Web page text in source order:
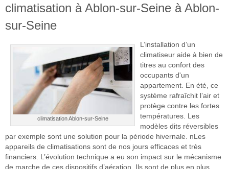
climatisation à Ablon-sur-Seine à Ablon-
sur-Seine
climatisation Ablon-sur-Seine
L’installation d’un
climatiseur aide à bien de
titres au confort des
occupants d'un
appartement. En été, ce
système rafraîchit l’air et
protège contre les fortes
températures. Les
modèles dits réversibles
par exemple sont une solution pour la période hivernale. nLes
appareils de climatisations sont de nos jours efficaces et très
financiers. L’évolution technique a eu son impact sur le mécanisme
de marche de ces dispositifs d’aération. Ils sont de plus en plus